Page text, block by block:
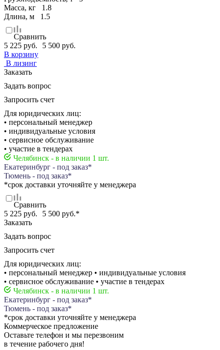
Масса, кг
1.8
Длина, м
1.5
Сравнить
5 225 руб.
5 500 руб.
В корзину
В лизинг
Заказать
Задать вопрос
Запросить счет
Для юридических лиц:
• персональный менеджер
• индивидуальные условия
• сервисное обслуживание
• участие в тендерах
Челябинск - в наличии 1 шт.
Екатеринбург - под заказ*
Тюмень - под заказ*
*срок доставки уточняйте у менеджера
Сравнить
5 225 руб.
5 500 руб.*
Заказать
Задать вопрос
Запросить счет
Для юридических лиц:
• персональный менеджер • индивидуальные условия
• сервисное обслуживание • участие в тендерах
Челябинск - в наличии 1 шт.
Екатеринбург - под заказ*
Тюмень - под заказ*
*срок доставки уточняйте у менеджера
Коммерческое предложение
Оставьте телефон и мы перезвоним
в течение рабочего дня!